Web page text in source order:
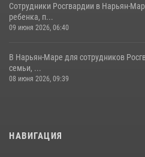
Сотрудники Росгвардии в Нарьян-
ребенка, п...
09 июня 2026, 06:40
В Нарьян-Маре для сотрудников
семьи, ...
08 июня 2026, 09:39
НАВИГАЦИЯ